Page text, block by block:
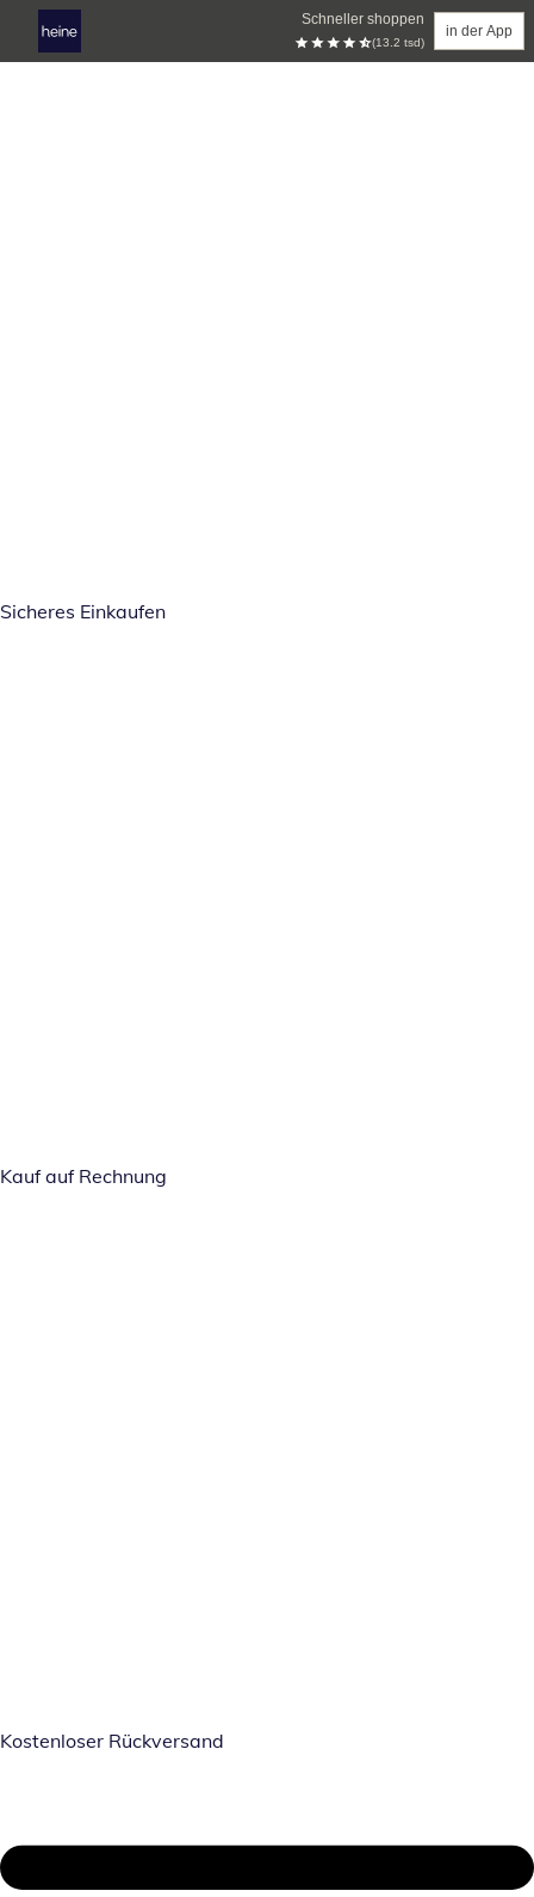
Schneller shoppen
(13.2 tsd)
in der App
Sicheres Einkaufen
Kauf auf Rechnung
Kostenloser Rückversand